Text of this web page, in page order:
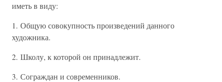
иметь в виду:
1. Общую совокупность произведений данного
художника.
2. Школу, к которой он принадлежит.
3. Сограждан и современников.